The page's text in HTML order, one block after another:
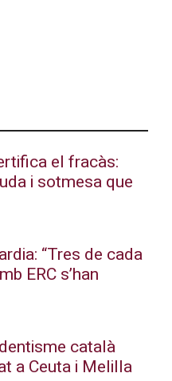
el fracàs:
i sotmesa que
“Tres de cada
ERC s’han
català
a Ceuta i Melilla